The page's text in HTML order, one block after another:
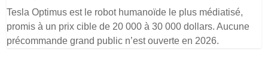
Tesla Optimus est le robot humanoïde le plus médiatisé,
promis à un prix cible de 20 000 à 30 000 dollars. Aucune
précommande grand public n’est ouverte en 2026.